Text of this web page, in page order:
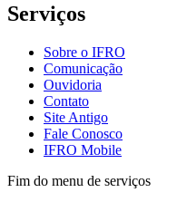
Serviços
Sobre o IFRO
Comunicação
Ouvidoria
Contato
Site Antigo
Fale Conosco
IFRO Mobile
Fim do menu de serviços